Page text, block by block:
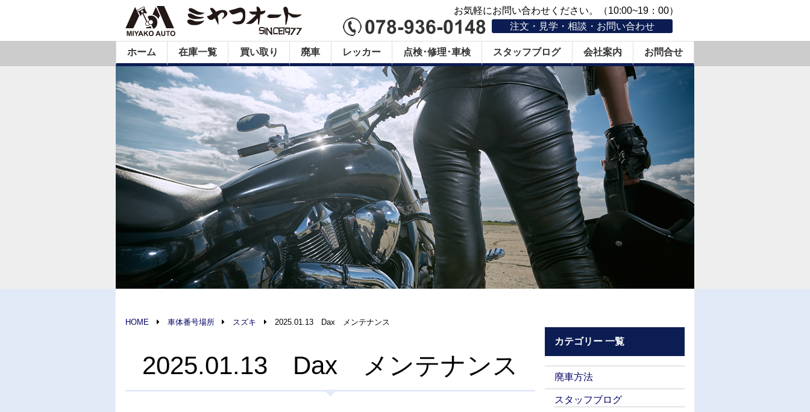
お気軽にお問い合わせください。（10:00~19：00）
注文・見学・相談・お問い合わせ
ホーム 在庫一覧 買い取り 廃車 レッカー 点検･修理･車検 スタッフブログ 会社案内 お問合せ
HOME 車体番号場所 スズキ 2025.01.13 Dax メンテナンス
2025.01.13 Dax メンテナンス
カテゴリー 一覧
廃車方法
スタッフブログ